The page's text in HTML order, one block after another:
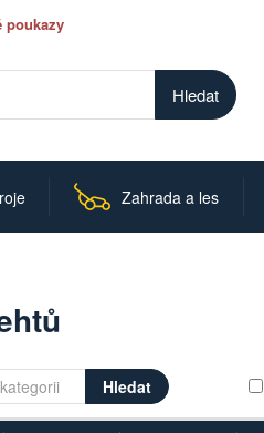
poukazy
Zahrada a les